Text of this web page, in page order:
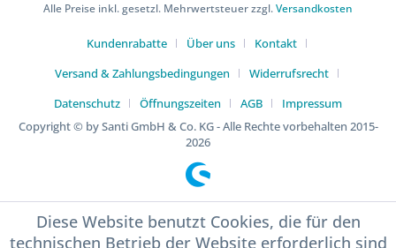
Alle Preise inkl. gesetzl. Mehrwertsteuer zzgl.Versandkosten
Kundenrabatte Über uns
Kontakt
Versand & Zahlungsbedingungen
Widerrufsrecht
Datenschutz
Öffnungszeiten AGB
Impressum
Copyright © by Santi GmbH & Co. KG - Alle Rechte vorbehalten 2015-
2026
Diese Website benutzt Cookies, die für den
technischen Betrieb der Website erforderlich sind